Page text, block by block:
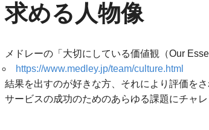
求める人物像
メドレーの「大切にしている価値観（Our
https://www.medley.jp/team/culture.html
結果を出すのが好きな方、それにより評価を
サービスの成功のためのあらゆる課題にチャ